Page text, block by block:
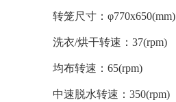
转笼尺寸：φ770x650(mm)
洗衣/烘干转速：37(rpm)
均布转速：65(rpm)
中速脱水转速：350(rpm)